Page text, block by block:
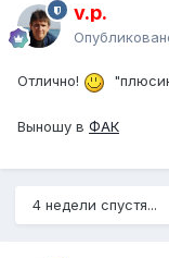
v.p.
Отлично!
Выношу в ФАК
4 недели спустя...